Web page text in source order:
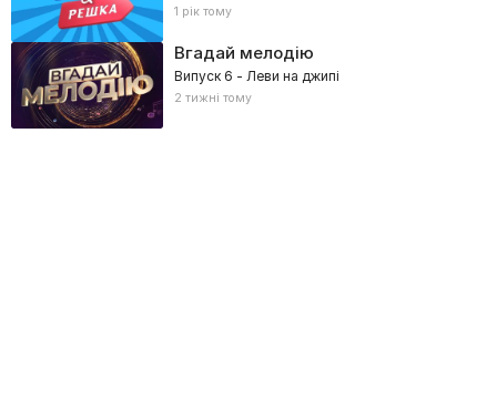
1 рік тому
Вгадай мелодію
Випуск 6 - Леви на джипі
2 тижні тому